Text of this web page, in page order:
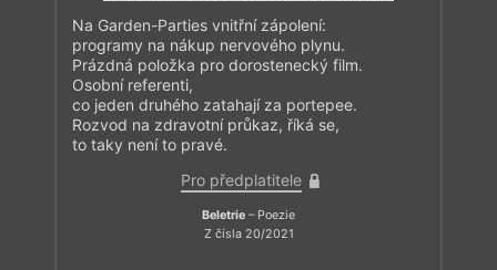
Na Garden-Parties vnitřní zápolení:
programy na nákup nervového plynu.
Prázdná položka pro dorostenecký film.
Osobní referenti,
co jeden druhého zatahají za portepee.
Rozvod na zdravotní průkaz, říká se,
to taky není to pravé.
Pro předplatitele
Beletrie – Poezie
Z čísla 20/2021